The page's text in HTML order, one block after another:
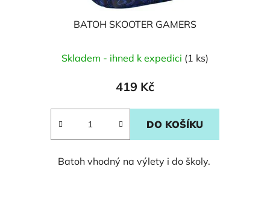
BATOH SKOOTER GAMERS
Skladem - ihned k expedici (1 ks)
419 Kč
DO KOŠÍKU
Batoh vhodný na výlety i do školy.